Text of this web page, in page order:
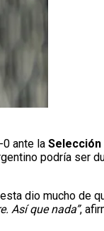
ante la Selección
podría ser
dio mucho de
Así que nada”,